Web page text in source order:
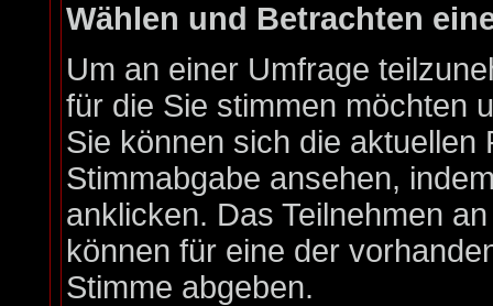
Wählen und Betrachten
Um an einer Umfrage
für die Sie stimmen möchten
Sie können sich die
Stimmabgabe ansehen,
anklicken. Das Teilnehmen
können für eine der
Stimme abgeben.